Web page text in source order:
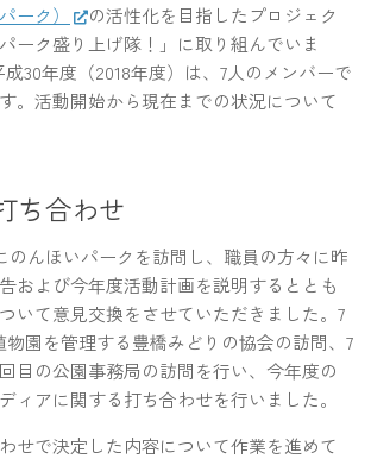
ーク）
の活性化を目指したプロジェク
ーク盛り上げ隊！」に取り組んでいま
30年度（2018年度）は、7人のメンバーで
。活動開始から現在までの状況について
ち合わせ
んほいパークを訪問し、職員の方々に昨
および今年度活動計画を説明するととも
いて意見交換をさせていただきました。7
物園を管理する豊橋みどりの協会の訪問、7
目の公園事務局の訪問を行い、今年度の
ィアに関する打ち合わせを行いました。
せで決定した内容について作業を進めて